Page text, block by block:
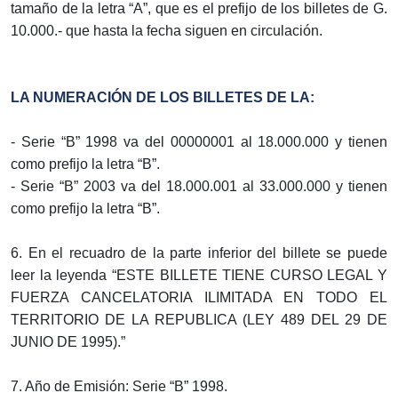
tamaño de la letra “A”, que es el prefijo de los billetes de G.
10.000.- que hasta la fecha siguen en circulación.
LA NUMERACIÓN DE LOS BILLETES DE LA:
- Serie “B” 1998 va del 00000001 al 18.000.000 y tienen
como prefijo la letra “B”.
- Serie “B” 2003 va del 18.000.001 al 33.000.000 y tienen
como prefijo la letra “B”.
6. En el recuadro de la parte inferior del billete se puede
leer la leyenda “ESTE BILLETE TIENE CURSO LEGAL Y
FUERZA CANCELATORIA ILIMITADA EN TODO EL
TERRITORIO DE LA REPUBLICA (LEY 489 DEL 29 DE
JUNIO DE 1995).”
7. Año de Emisión: Serie “B” 1998.